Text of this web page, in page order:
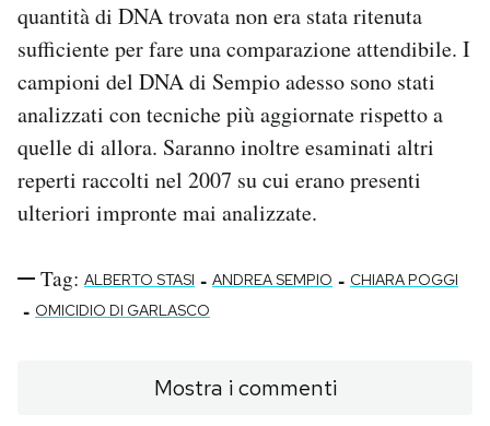
quantità di DNA trovata non era stata ritenuta
sufficiente per fare una comparazione attendibile. I
campioni del DNA di Sempio adesso sono stati
analizzati con tecniche più aggiornate rispetto a
quelle di allora. Saranno inoltre esaminati altri
reperti raccolti nel 2007 su cui erano presenti
ulteriori impronte mai analizzate.
Tag: ALBERTO STASI - ANDREA SEMPIO - CHIARA POGGI
- OMICIDIO DI GARLASCO
Mostra i commenti